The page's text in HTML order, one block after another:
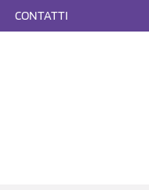
CONTATTI